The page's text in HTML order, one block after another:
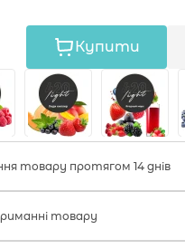
Купити
товару протягом 14 днів
товару